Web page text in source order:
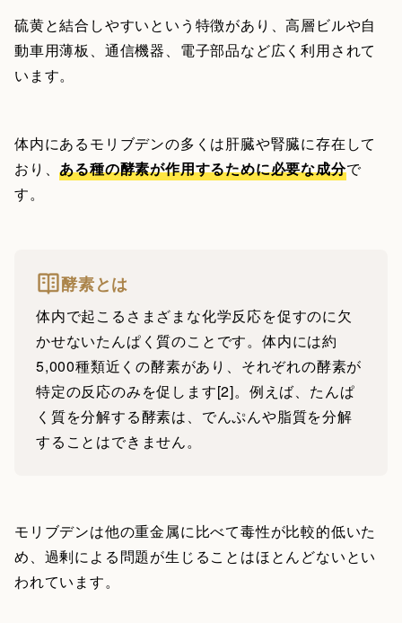
硫黄と結合しやすいという特徴があり、高層ビルや自
動車用薄板、通信機器、電子部品など広く利用されて
います。
体内にあるモリブデンの多くは肝臓や腎臓に存在して
おり、ある種の酵素が作用するために必要な成分で
す。
酵素とは
体内で起こるさまざまな化学反応を促すのに欠
かせないたんぱく質のことです。体内には約
5,000種類近くの酵素があり、それぞれの酵素が
特定の反応のみを促します[2]。例えば、たんぱ
く質を分解する酵素は、でんぷんや脂質を分解
することはできません。
モリブデンは他の重金属に比べて毒性が比較的低いた
め、過剰による問題が生じることはほとんどないとい
われています。